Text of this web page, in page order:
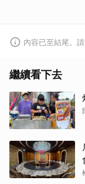
內容已至結尾。
繼續看下去